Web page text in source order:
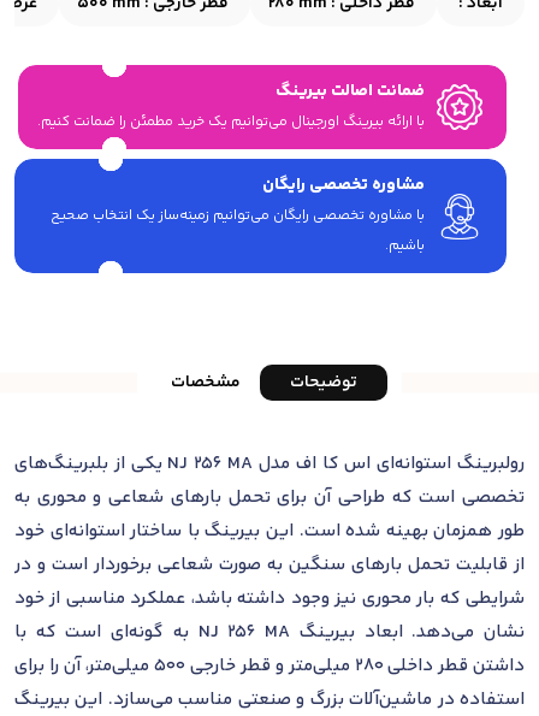
ضمانت اصالت بیرینگ
با ارائه بیرینگ اورجینال می‎‌توانیم یک خرید مطمئن را ضمانت کنیم.
مشاوره تخصصی رایگان
با مشاوره تخصصی رایگان می‌توانیم زمینه‌ساز یک انتخاب صحیح
باشیم.
توضیحات مشخصات
رولبرینگ استوانه‌ای اس کا اف مدل NJ 256 MA یکی از بلبرینگ‌های
تخصصی است که طراحی آن برای تحمل بارهای شعاعی و محوری به
طور همزمان بهینه شده است. این بیرینگ با ساختار استوانه‌ای خود
از قابلیت تحمل بارهای سنگین به صورت شعاعی برخوردار است و در
شرایطی که بار محوری نیز وجود داشته باشد، عملکرد مناسبی از خود
نشان می‌دهد. ابعاد بیرینگ NJ 256 MA به گونه‌ای است که با
داشتن قطر داخلی 280 میلی‌متر و قطر خارجی 500 میلی‌متر، آن را برای
استفاده در ماشین‌آلات بزرگ و صنعتی مناسب می‌سازد. این بیرینگ